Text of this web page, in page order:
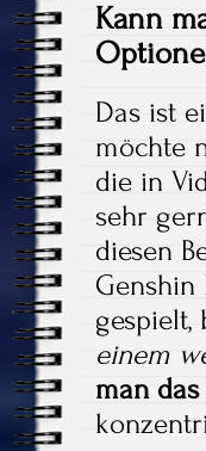
Kann
Das ist
möchte
die in
sehr
diesen
Genshin
gespielt,
einem
man